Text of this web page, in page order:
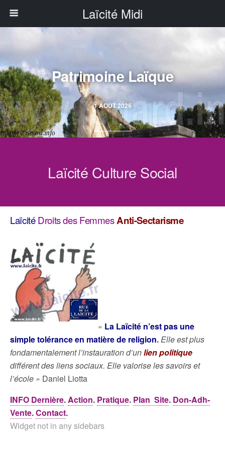
Laïcité Midi
1 AOÛT 2026
Patrimoine Laïque
Laïcité Culture Social
Laïcité Droits des FemmesAnti-Sectarisme
« La Laïcité n’est pas une
simple tolérance en matière de religion.Elle est plus
fondamentalement l’instauration d’unlien politique
différent des liens sociaux. Elle valorise les savoirs et
l’école » Daniel Liotta
INFO Dernière.Action. Pratique. Plan Site. Don-Adh-
Vente.Contact.
Widget not in any sidebars